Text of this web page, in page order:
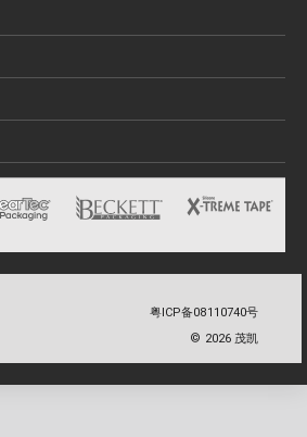
粤ICP备08110740号
© 2026 茂凯